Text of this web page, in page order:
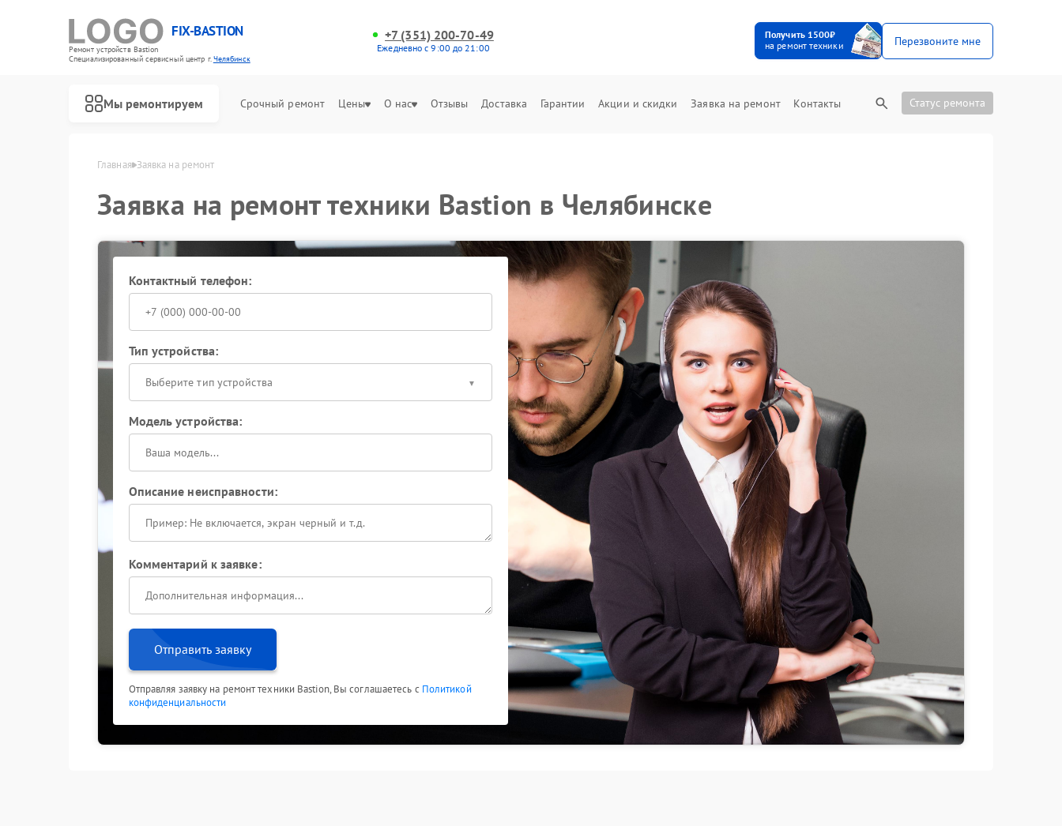
FIX-BASTION
Ремонт устройств Bastion
Специализированный cервисный центр г.Челябинск
+7 (351) 200-70-49
Ежедневно с 9:00 до 21:00
Получить 1500₽
на ремонт техники
Перезвоните мне
Мы ремонтируем Срочный ремонт Цены О нас Отзывы Доставка Гарантии Акции и скидки Заявка на ремонт Контакты Статус ремонта
Главная Заявка на ремонт
Заявка на ремонт техники Bastion в Челябинске
Контактный телефон:
Тип устройства:
Выберите тип устройства
Модель устройства:
Описание неисправности:
Комментарий к заявке:
Отправить заявку
Отправляя заявку на ремонт техники Bastion, Вы соглашаетесь с Политикой
конфиденциальности